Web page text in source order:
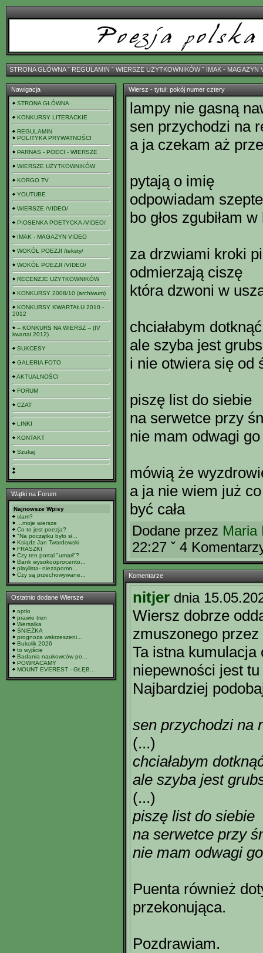
STRONA GŁÓWNAˇ REGULAMIN ˇ WIERSZE UŻYTKOWNIKÓWˇ IMAK - MAGAZYN
Nawigacja
STRONA GŁÓWNA
KONKURSY LITERACKIE
REGULAMIN
POLITYKA PRYWATNOŚCI
PARNAS - POECI - WIERSZE
WIERSZE UŻYTKOWNIKÓW
KORGO TV
YOUTUBE
WIERSZE /VIDEO/
PIOSENKA POETYCKA /VIDEO/
IMAK - MAGAZYN VIDEO
WOKÓŁ POEZJI /teksty/
WOKÓŁ POEZJI /VIDEO/
RECENZJE UŻYTKOWNIKÓW
KONKURSY 2008/10 (archiwum)
KONKURSY KWARTAŁU 2010 -
2012
-- KONKURS NA WIERSZ -- (IV
kwartał 2012)
SUKCESY
GALERIA FOTO
AKTUALNOŚCI
FORUM
CZAT
LINKI
KONTAKT
Szukaj
Wątki na Forum
Najnowsze Wpisy
slam?
...moje wiersze
Co to jest poezja?
"Na początku było sł...
Ksiądz Jan Twardowski
FRASZKI
Czy ten portal "umarł"?
Bank wysokooprocento...
playlista- niezapomn...
Czy są przechowywane...
Ostatnio dodane Wiersze
optio
prawie tren
Wersalka
ŚNIEŻKA
prognoza wskrzeszeni...
Bukolik 2026
to wyjście
Badania naukowców po...
POWRACAMY
MOUNT EVEREST - GŁĘB...
Wiersz - tytuł: pokój numer cztery
lampy nie gasną
sen przychodzi na
a ja czekam aż
pytają o imię
odpowiadam
bo głos zgubiłam
za drzwiami kroki
odmierzają ciszę
która dzwoni w
chciałabym
ale szyba jest
i nie otwiera się od
piszę list do siebie
na serwetce przy
nie mam odwagi
mówią że
a ja nie wiem już
być cała
Dodane przez Maria
22:27 ˇ 4
Komentarze
nitjer dnia
Wiersz dobrze
zmuszonego
Ta istna
niepewności jest
Najbardziej
sen przychodzi na
(...)
chciałabym
ale szyba jest
(...)
piszę list do siebie
na serwetce przy
nie mam odwagi
Puenta również
przekonująca.
Pozdrawiam.